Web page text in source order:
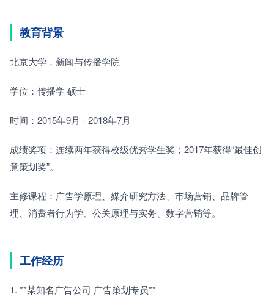
教育背景
北京大学，新闻与传播学院
学位：传播学 硕士
时间：2015年9月 - 2018年7月
成绩奖项：连续两年获得校级优秀学生奖；2017年获得“最佳创
意策划奖”。
主修课程：广告学原理、媒介研究方法、市场营销、品牌管
理、消费者行为学、公关原理与实务、数字营销等。
工作经历
1. **某知名广告公司 广告策划专员**